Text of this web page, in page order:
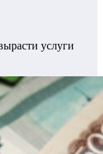
услуги